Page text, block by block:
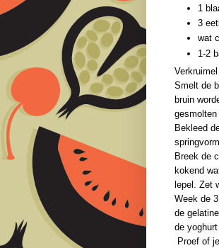
1
3
wat
1-2
Smelt de
bruin
gesmolten
Bekleed
Breek de
kokend
lepel. Zet
Week de
de
de
Proef of